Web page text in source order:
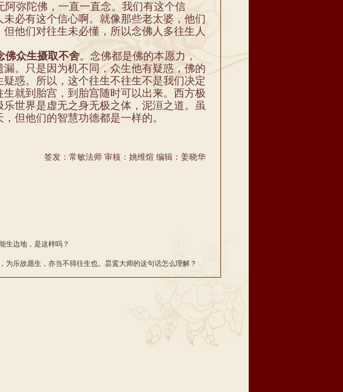
弥陀佛，一直一直念。我们有这个信
必有这个信心啊。就像那些老太婆，他们
他们对往生未必懂，所以念佛人多往生人
佛众生摄取不舍。念佛都是佛的本愿力，
。只是因为机不同，众生他有疑惑，佛的
惑。所以，这个往生不往生不是我们决定
就到胎宫，到胎宫随时可以出来。西方极
世界是虚无之身无极之体，泥洹之道。虽
但他们的智慧功德都是一样的。
签发：常敏法师 审核：姚维煊 编辑：姜晓华
生边地，是这样吗？
为乐故愿生，亦当不得往生也。昙鸾大师的这句话怎么理解？